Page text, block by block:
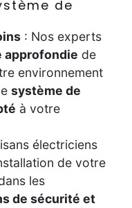
de
: Nos experts
approfondie de
environnement
système de
à votre
électriciens
de votre
les
de sécurité et